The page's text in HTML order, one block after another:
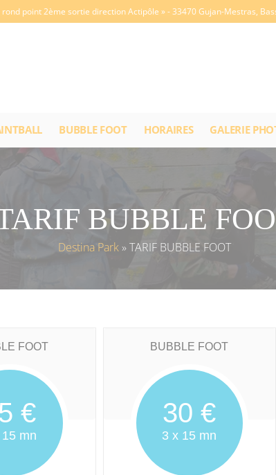
point 2ème sortie direction Actipôle »- 33470 Gujan-Mestras,
BUBBLE FOOT HORAIRES GALERIE
BUBBLE
Destina Park» TARIF BUBBLE FOOT
FOOT
€
mn
BUBBLE FOOT
30 €
3 x 15 mn